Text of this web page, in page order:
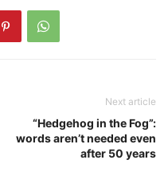
Next article
“Hedgehog in the Fog”:
words aren’t needed even
after 50 years